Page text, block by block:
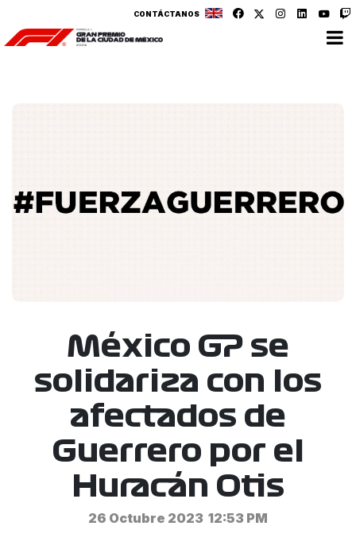
CONTÁCTANOS
México GP se
solidariza con los
afectados de
Guerrero por el
Huracán Otis
26 Octubre 2023 12:53 PM